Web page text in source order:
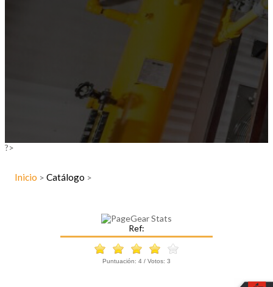
?>
Inicio > Catálogo >
Ref:
Puntuación: 4 / Votos: 3